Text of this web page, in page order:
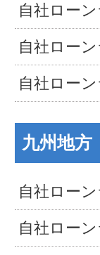
自社ロー
自社ロー
自社ロー
九州地方
自社ロー
自社ロー